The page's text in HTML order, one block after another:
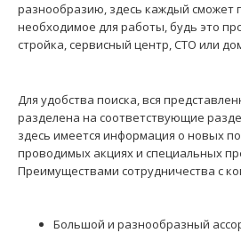
разнообразию, здесь каждый сможет
необходимое для работы, будь это
стройка, сервисный центр, СТО или
Для удобства поиска, вся
разделена на соответствующие
здесь имеется информация о новых
проводимых акциях и специальных
Преимуществами сотрудничества с
Большой и разнообразный